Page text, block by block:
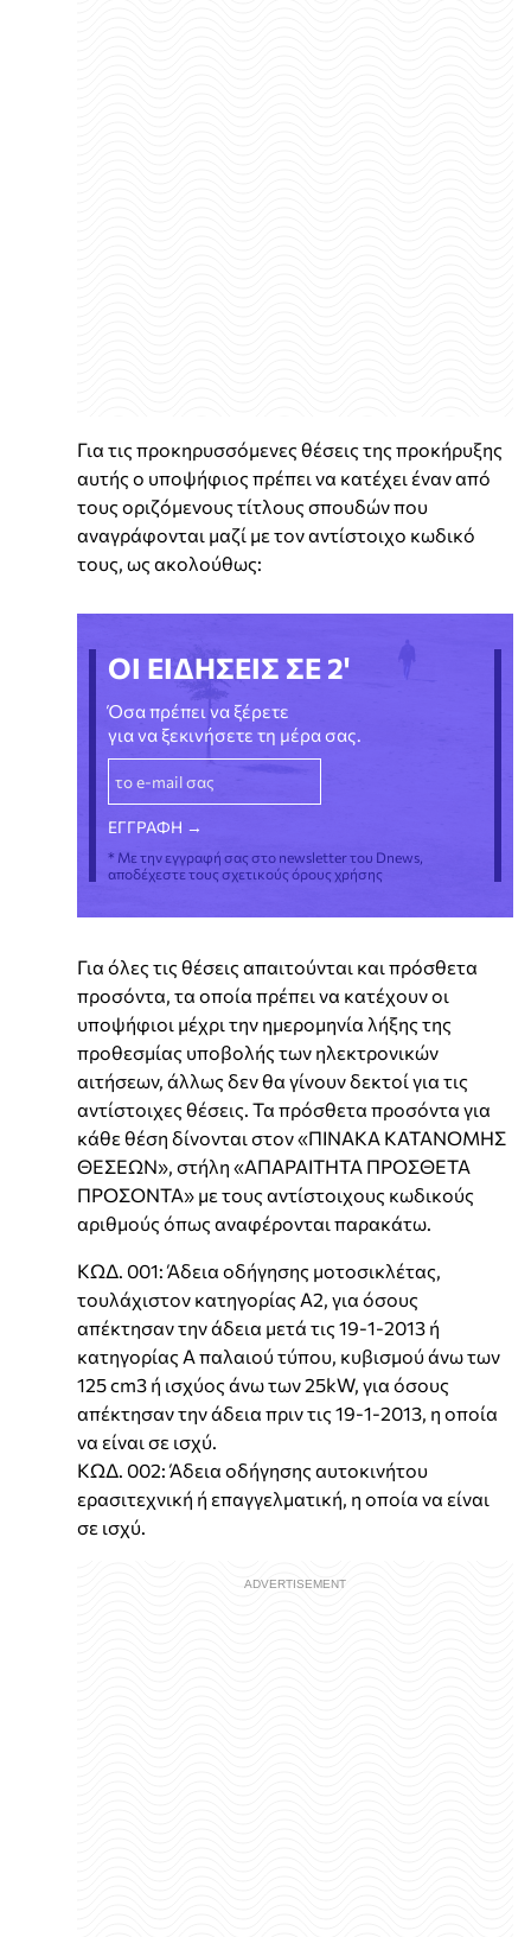
Για τις προκηρυσσόμενες θέσεις της προκήρυξης
αυτής ο υποψήφιος πρέπει να κατέχει έναν από
τους οριζόμενους τίτλους σπουδών που
αναγράφονται μαζί με τον αντίστοιχο κωδικό
τους, ως ακολούθως:
ΟΙ ΕΙΔΗΣΕΙΣ ΣΕ 2'
Όσα πρέπει να ξέρετε
για να ξεκινήσετε τη μέρα σας.
* Με την εγγραφή σας στο newsletter του Dnews,
αποδέχεστε τους σχετικούς όρους χρήσης
Για όλες τις θέσεις απαιτούνται και πρόσθετα
προσόντα, τα οποία πρέπει να κατέχουν οι
υποψήφιοι μέχρι την ημερομηνία λήξης της
προθεσμίας υποβολής των ηλεκτρονικών
αιτήσεων, άλλως δεν θα γίνουν δεκτοί για τις
αντίστοιχες θέσεις. Τα πρόσθετα προσόντα για
κάθε θέση δίνονται στον «ΠΙΝΑΚΑ ΚΑΤΑΝΟΜΗΣ
ΘΕΣΕΩΝ», στήλη «ΑΠΑΡΑΙΤΗΤΑ ΠΡΟΣΘΕΤΑ
ΠΡΟΣΟΝΤΑ» με τους αντίστοιχους κωδικούς
αριθμούς όπως αναφέρονται παρακάτω.
ΚΩΔ. 001: Άδεια οδήγησης μοτοσικλέτας,
τουλάχιστον κατηγορίας Α2, για όσους
απέκτησαν την άδεια μετά τις 19-1-2013 ή
κατηγορίας Α παλαιού τύπου, κυβισμού άνω των
125 cm3 ή ισχύος άνω των 25kW, για όσους
απέκτησαν την άδεια πριν τις 19-1-2013, η οποία
να είναι σε ισχύ.
ΚΩΔ. 002: Άδεια οδήγησης αυτοκινήτου
ερασιτεχνική ή επαγγελματική, η οποία να είναι
σε ισχύ.